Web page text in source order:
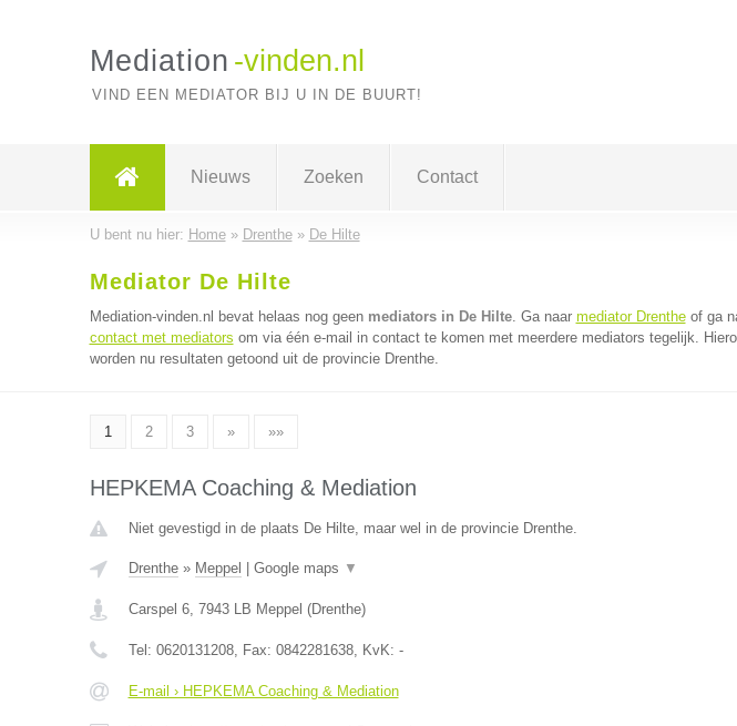
Mediation -vinden.nl
VIND EEN MEDIATOR BIJ U IN DE BUURT!
Nieuws Zoeken Contact
U bent nu hier: Home» Drenthe» De Hilte
Mediator De Hilte
Mediation-vinden.nl bevat helaas nog geen mediators in De Hilte. Ga naar mediator Drentheof ga
contact met mediators om via één e-mail in contact te komen met meerdere mediators tegelijk.
worden nu resultaten getoond uit de provincie Drenthe.
1 2 3 » »»
HEPKEMA Coaching & Mediation
Niet gevestigd in de plaats De Hilte, maar wel in de provincie Drenthe.
Drenthe» Meppel Google maps ▼
Carspel 6, 7943 LB Meppel (Drenthe)
Tel: 0620131208, Fax: 0842281638, KvK: -
E-mail › HEPKEMA Coaching & Mediation